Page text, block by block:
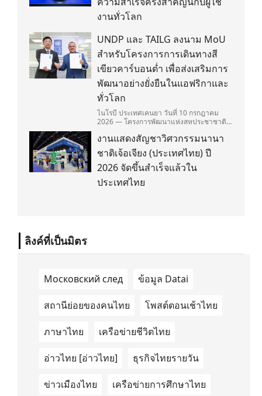
งานทั่วโลก
UNDP และ TAILG ลงนาม MoU
สำหรับโครงการการเดินทางสี
เขียวคาร์บอนต่ำ เพื่อส่งเสริมการ
พัฒนาอย่างยั่งยืนในแอฟริกาและ
ทั่วโลก
ไนโรบี ประเทศเคนยา วันที่ 10 กรกฎาคม
2026 — โครงการพัฒนาแห่งสหประชาชาติ
Programme/UNDP) และ TAILG บริษัทชั้น
นำด้านการเดินทางด้วยพลังงานไฟฟ้า ได้ลง
นามในบันทึกความเข้าใจ (Memorandum of
Understanding/MOU) อย่างเป็นทางการใน
ประเทศเคนยา เกี่ยวกับ Green Mobility
Centre of Excellence (GM-CoE)
งานแสดงสัญชาวิศวกรรมนานา
ชาติเจ้อเจียง (ประเทศไทย) ปี
2026 จัดขึ้นสำเร็จแล้วใน
ประเทศไทย
ลิงค์ที่เป็นมิตร
Московский след ข้อมูล Datai
สถานีย่อยของคนไทย โพสต์ตอนเช้าไทย
ภาษาไทย เครือข่ายชีวิตไทย
อ่าวไทย [อ่าวไทย] ธุรกิจไทยรายวัน
ข่าวเมืองไทย เครือข่ายการศึกษาไทย